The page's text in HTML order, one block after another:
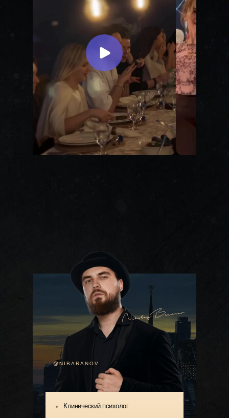
Клинический психолог
@NIBARANOV